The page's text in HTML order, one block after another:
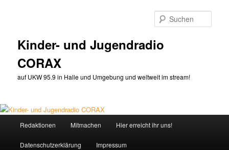
Kinder- und Jugendradio
CORAX
auf UKW 95.9 in Halle und Umgebung und weltweit im stream!
Redaktionen Mitmachen Hier erreicht ihr uns!
Datenschutzerklärung Impressum